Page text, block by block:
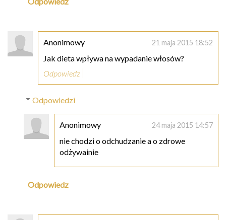
Anonimowy 21 maja 2015 18:52
Jak dieta wpływa na wypadanie włosów?
Odpowiedz
Odpowiedzi
Anonimowy 24 maja 2015 14:57
nie chodzi o odchudzanie a o zdrowe
odżywainie
Odpowiedz